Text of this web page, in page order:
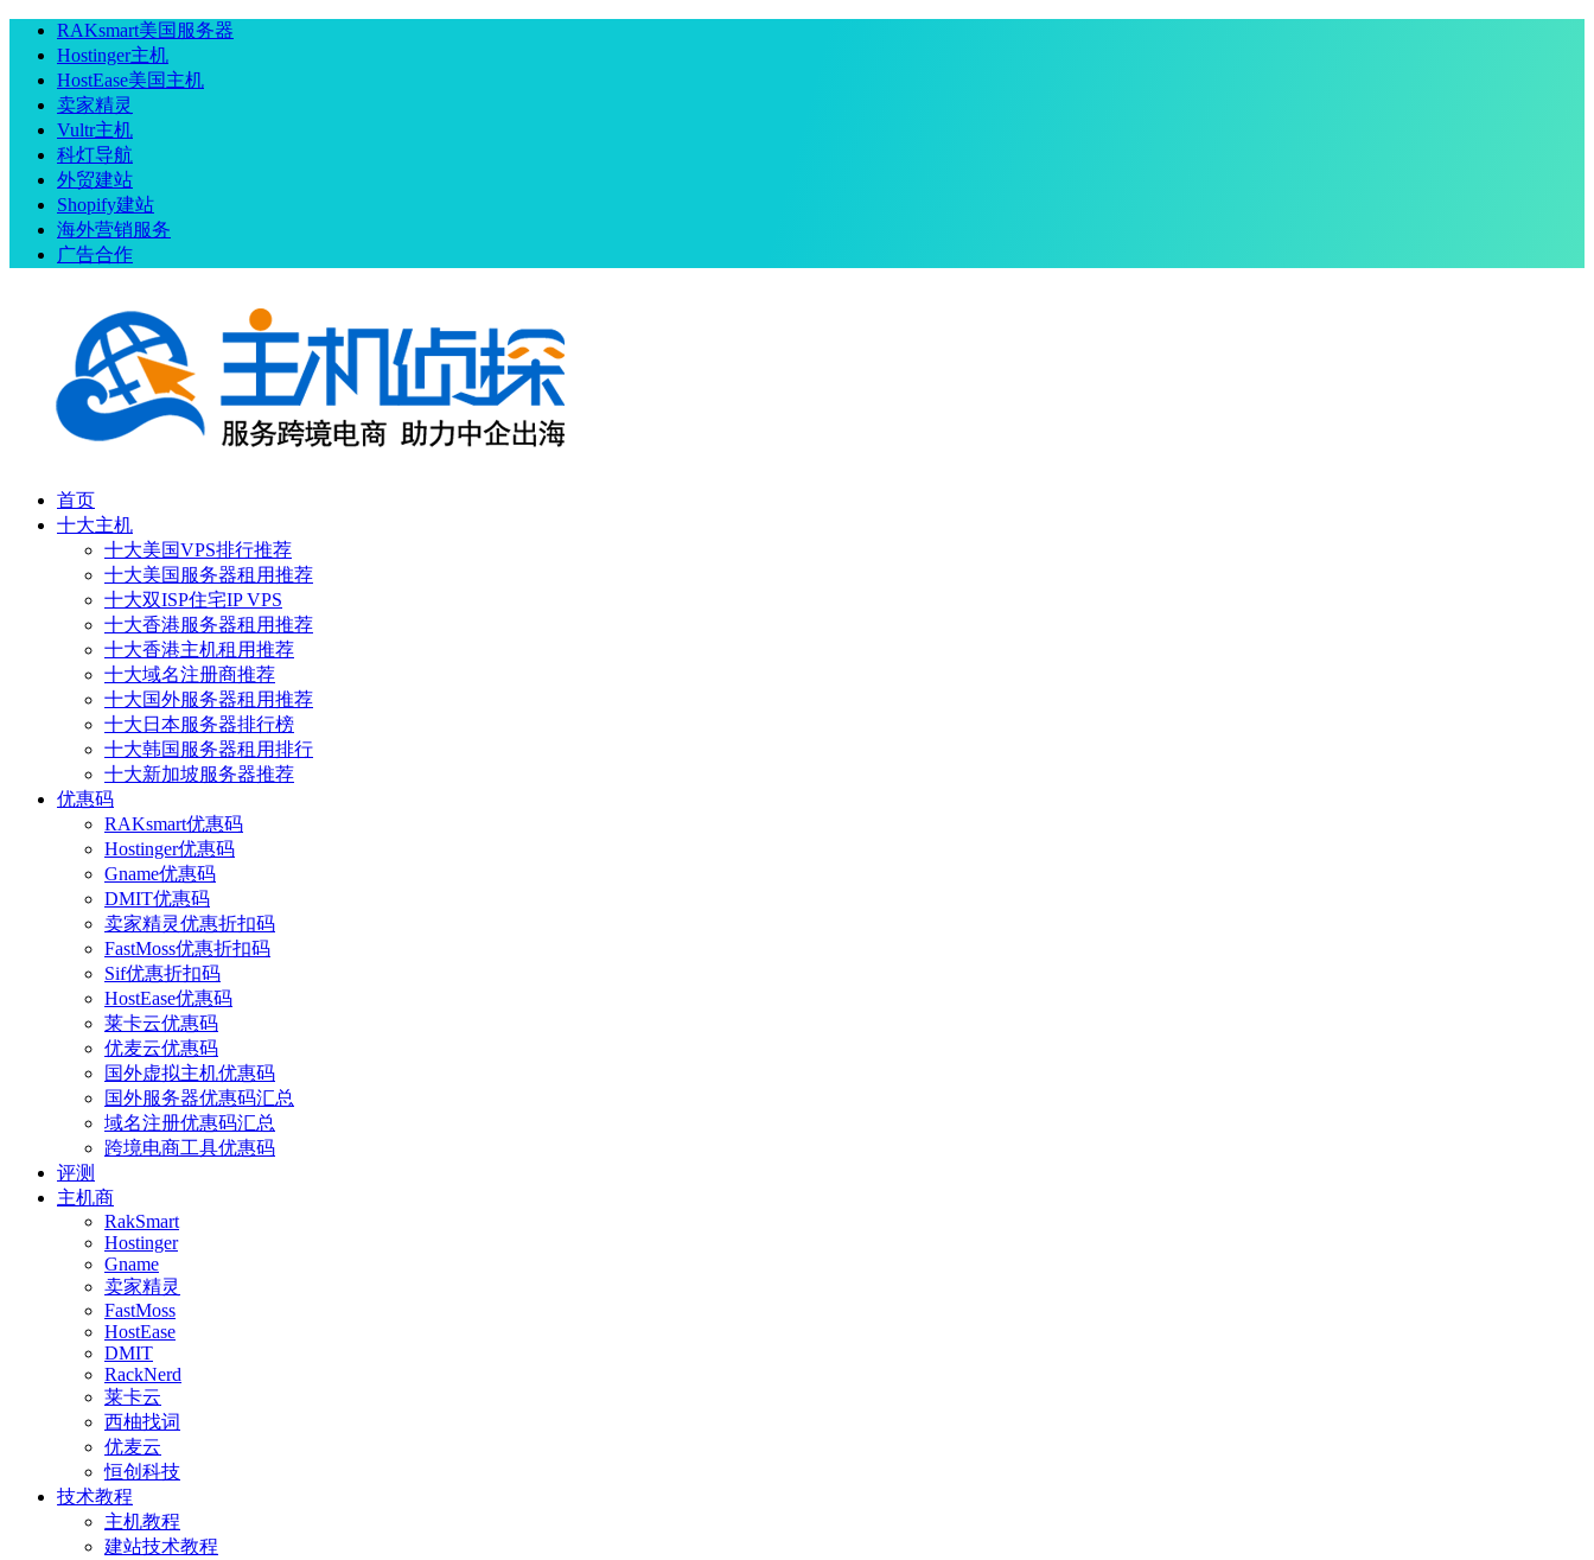
RAKsmart美国服务器
Hostinger主机
HostEase美国主机
卖家精灵
Vultr主机
科灯导航
外贸建站
Shopify建站
海外营销服务
广告合作
首页
十大主机
十大美国VPS排行推荐
十大美国服务器租用推荐
十大双ISP住宅IP VPS
十大香港服务器租用推荐
十大香港主机租用推荐
十大域名注册商推荐
十大国外服务器租用推荐
十大日本服务器排行榜
十大韩国服务器租用排行
十大新加坡服务器推荐
优惠码
RAKsmart优惠码
Hostinger优惠码
Gname优惠码
DMIT优惠码
卖家精灵优惠折扣码
FastMoss优惠折扣码
Sif优惠折扣码
HostEase优惠码
莱卡云优惠码
优麦云优惠码
国外虚拟主机优惠码
国外服务器优惠码汇总
域名注册优惠码汇总
跨境电商工具优惠码
评测
主机商
RakSmart
Hostinger
Gname
卖家精灵
FastMoss
HostEase
DMIT
RackNerd
莱卡云
西柚找词
优麦云
恒创科技
技术教程
主机教程
建站技术教程